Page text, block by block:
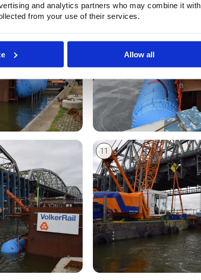
and analytics partners who may combine it with
from your use of their services.
Allow all
9
11